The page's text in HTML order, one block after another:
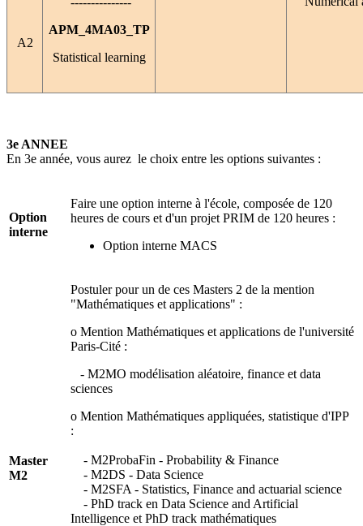
A2
APM_4MA03_TP
Statistical learning
3e ANNEE
En 3e année, vous aurez le choix entre les options suivantes :
Option
interne
Faire une option interne à l'école, composée de 120
heures de cours et d'un projet PRIM de 120 heures :
Option interne MACS
Master
M2
Postuler pour un de ces Masters 2 de la mention
"Mathématiques et applications" :
o Mention Mathématiques et applications de l'université
Paris-Cité :
- M2MO modélisation aléatoire, finance et data
sciences
o Mention Mathématiques appliquées, statistique d'IPP
:
- M2ProbaFin - Probability & Finance
- M2DS - Data Science
- M2SFA - Statistics, Finance and actuarial science
- PhD track en Data Science and Artificial
Intelligence et PhD track mathématiques